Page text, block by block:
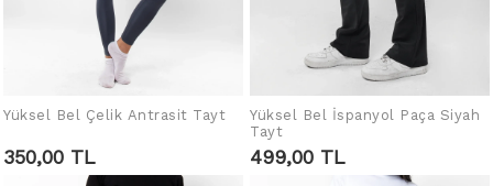
SEPETE EKLE
Yüksel Bel Çelik Antrasit Tayt
350,00 TL
SEPETE EKLE
Yüksel Bel İspanyol Paça Siyah
Tayt
499,00 TL